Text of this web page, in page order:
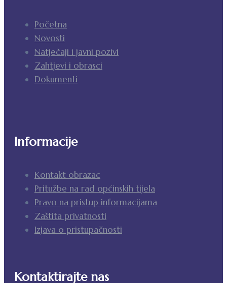
Početna
Novosti
Natječaji i javni pozivi
Zahtjevi i obrasci
Dokumenti
Informacije
Kontakt obrazac
Pritužbe na rad općinskih tijela
Pravo na pristup informacijama
Zaštita privatnosti
Izjava o pristupačnosti
Kontaktirajte nas